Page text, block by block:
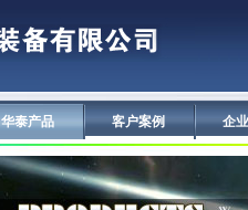
华泰产品 客户案例 企